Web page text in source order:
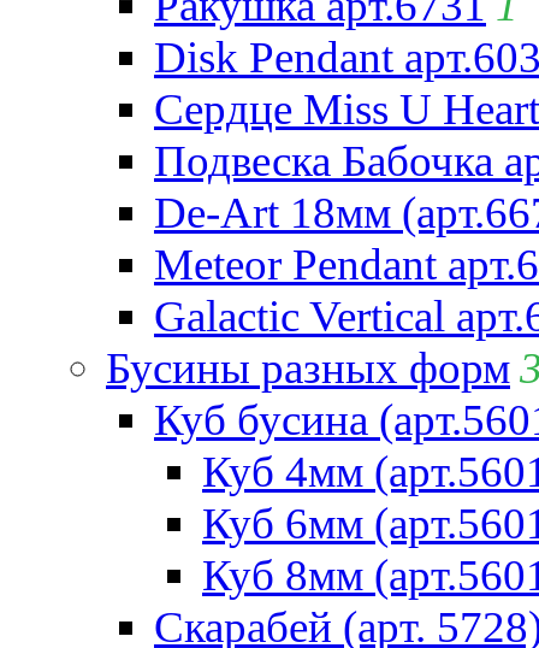
Disk Pendant
Сердце Miss U
Подвеска Бабочка
De-Art 18мм
Meteor Pendant
Galactic Vertical
Бусины разных форм
Куб бусина
Куб 4мм
Куб 6мм
Куб 8мм
Скарабей (арт.